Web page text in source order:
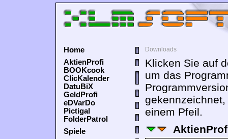
Home
AktienProfi
BOOKcook
ClicKalender
DatuBiX
GeldProfi
eDVarDo
Pictigal
FolderPatrol
Spiele
Downloads
Klicken Sie auf
um das
einem Pfeil.